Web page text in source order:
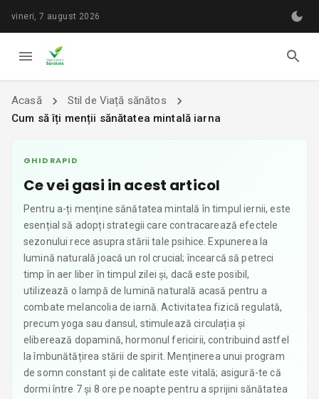
vineri, 7 august 2026
Acasă
Stil de Viață sănătos
Cum să îți menții sănătatea mintală iarna
GHID RAPID
Ce vei gasi in acest articol
Pentru a-ți menține sănătatea mintală în timpul iernii, este
esențial să adopți strategii care contracarează efectele
sezonului rece asupra stării tale psihice. Expunerea la
lumină naturală joacă un rol crucial; încearcă să petreci
timp în aer liber în timpul zilei și, dacă este posibil,
utilizează o lampă de lumină naturală acasă pentru a
combate melancolia de iarnă. Activitatea fizică regulată,
precum yoga sau dansul, stimulează circulația și
eliberează dopamină, hormonul fericirii, contribuind astfel
la îmbunătățirea stării de spirit. Menținerea unui program
de somn constant și de calitate este vitală; asigură-te că
dormi între 7 și 8 ore pe noapte pentru a sprijini sănătatea